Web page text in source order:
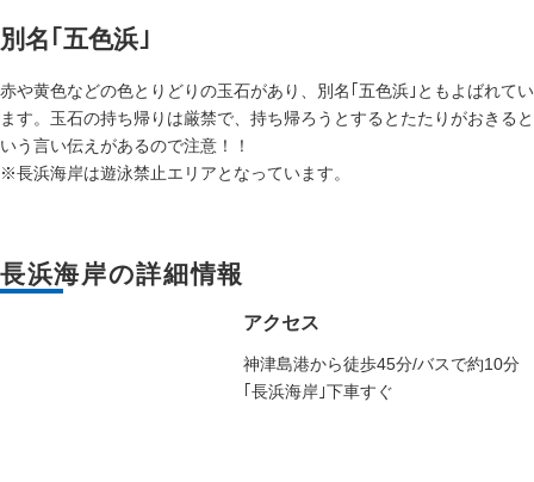
別名｢五色浜｣
赤や黄色などの色とりどりの玉石があり、別名｢五色浜｣ともよばれてい
ます。玉石の持ち帰りは厳禁で、持ち帰ろうとするとたたりがおきると
いう言い伝えがあるので注意！！
※長浜海岸は遊泳禁止エリアとなっています。
長浜海岸の詳細情報
アクセス
神津島港から徒歩45分/バスで約10分
｢長浜海岸｣下車すぐ